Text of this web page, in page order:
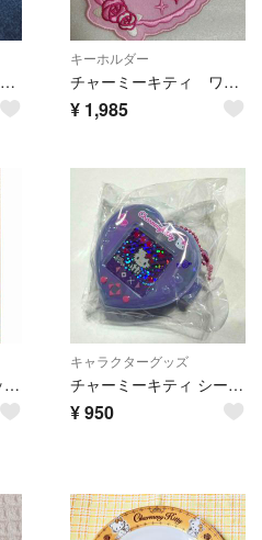
サンリオキャラクターズ カードソフトクッキー メタリックプラカード チャーミーキティ お値下げ可能 匿名配送
キーホルダー
チャーミーキティ ワッペンキーホルダー
¥ 1,985
チャーミーキティ グッズ2点セット カード＆ブックマーク
キャラクターグッズ
チャーミーキティ シークレットミニゲーム機風チャーム サンリオ
¥950